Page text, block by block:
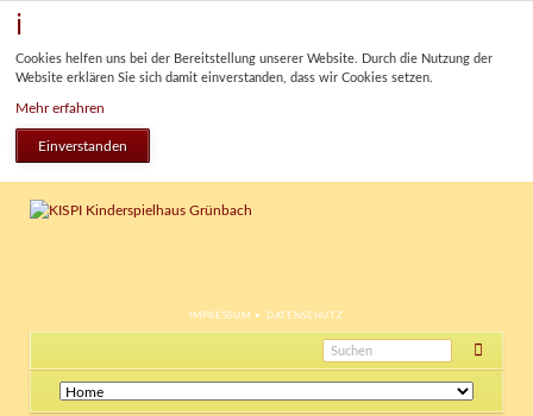
Cookies helfen uns bei der Bereitstellung unserer Website. Durch die Nutzung der
Website erklären Sie sich damit einverstanden, dass wir Cookies setzen.
Mehr erfahren
Einverstanden
NAVIGATION
IMPRESSUM DATENSCHUTZ
Navigation
überspringen